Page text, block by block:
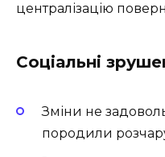
централізацію
Соціальні
Зміни не
породили